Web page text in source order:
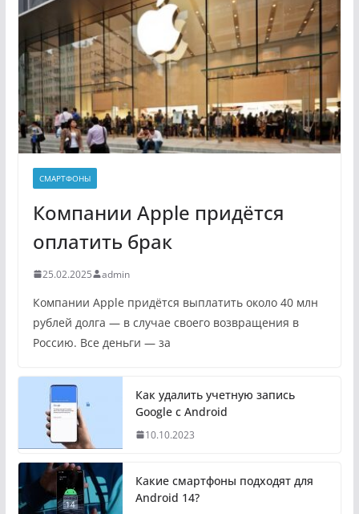
СМАРТФОНЫ
Компании Apple придётся
оплатить брак
25.02.2025 admin
Компании Apple придётся выплатить около 40 млн
рублей долга — в случае своего возвращения в
Россию. Все деньги — за
Как удалить учетную запись
Google с Android
10.10.2023
Какие смартфоны подходят для
Android 14?